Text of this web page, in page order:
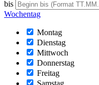
bis
Wochentag
Montag
Dienstag
Mittwoch
Donnerstag
Freitag